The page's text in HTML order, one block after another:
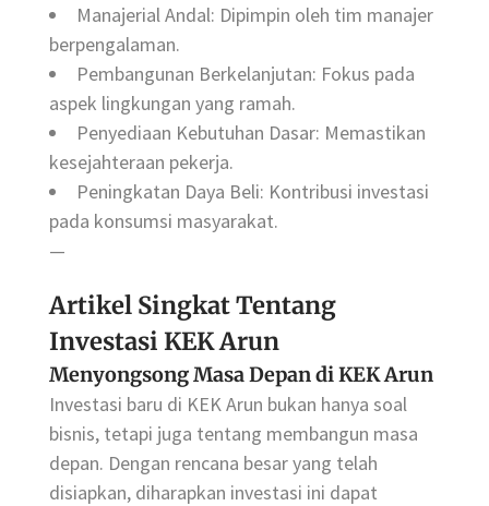
Manajerial Andal: Dipimpin oleh tim manajer
berpengalaman.
Pembangunan Berkelanjutan: Fokus pada
aspek lingkungan yang ramah.
Penyediaan Kebutuhan Dasar: Memastikan
kesejahteraan pekerja.
Peningkatan Daya Beli: Kontribusi investasi
pada konsumsi masyarakat.
—
Artikel Singkat Tentang
Investasi KEK Arun
Menyongsong Masa Depan di KEK Arun
Investasi baru di KEK Arun bukan hanya soal
bisnis, tetapi juga tentang membangun masa
depan. Dengan rencana besar yang telah
disiapkan, diharapkan investasi ini dapat